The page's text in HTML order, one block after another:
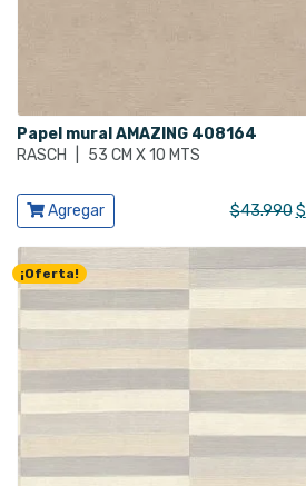
Papel mural AMAZING 408164
RASCH
53 CM X 10 MTS
Ver producto
Agregar $43.990 El
$
¡Oferta!